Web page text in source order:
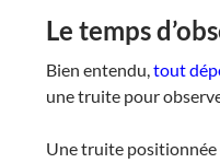
Le temps
Bien entendu,tout
une truite pour
Une truite positionnée